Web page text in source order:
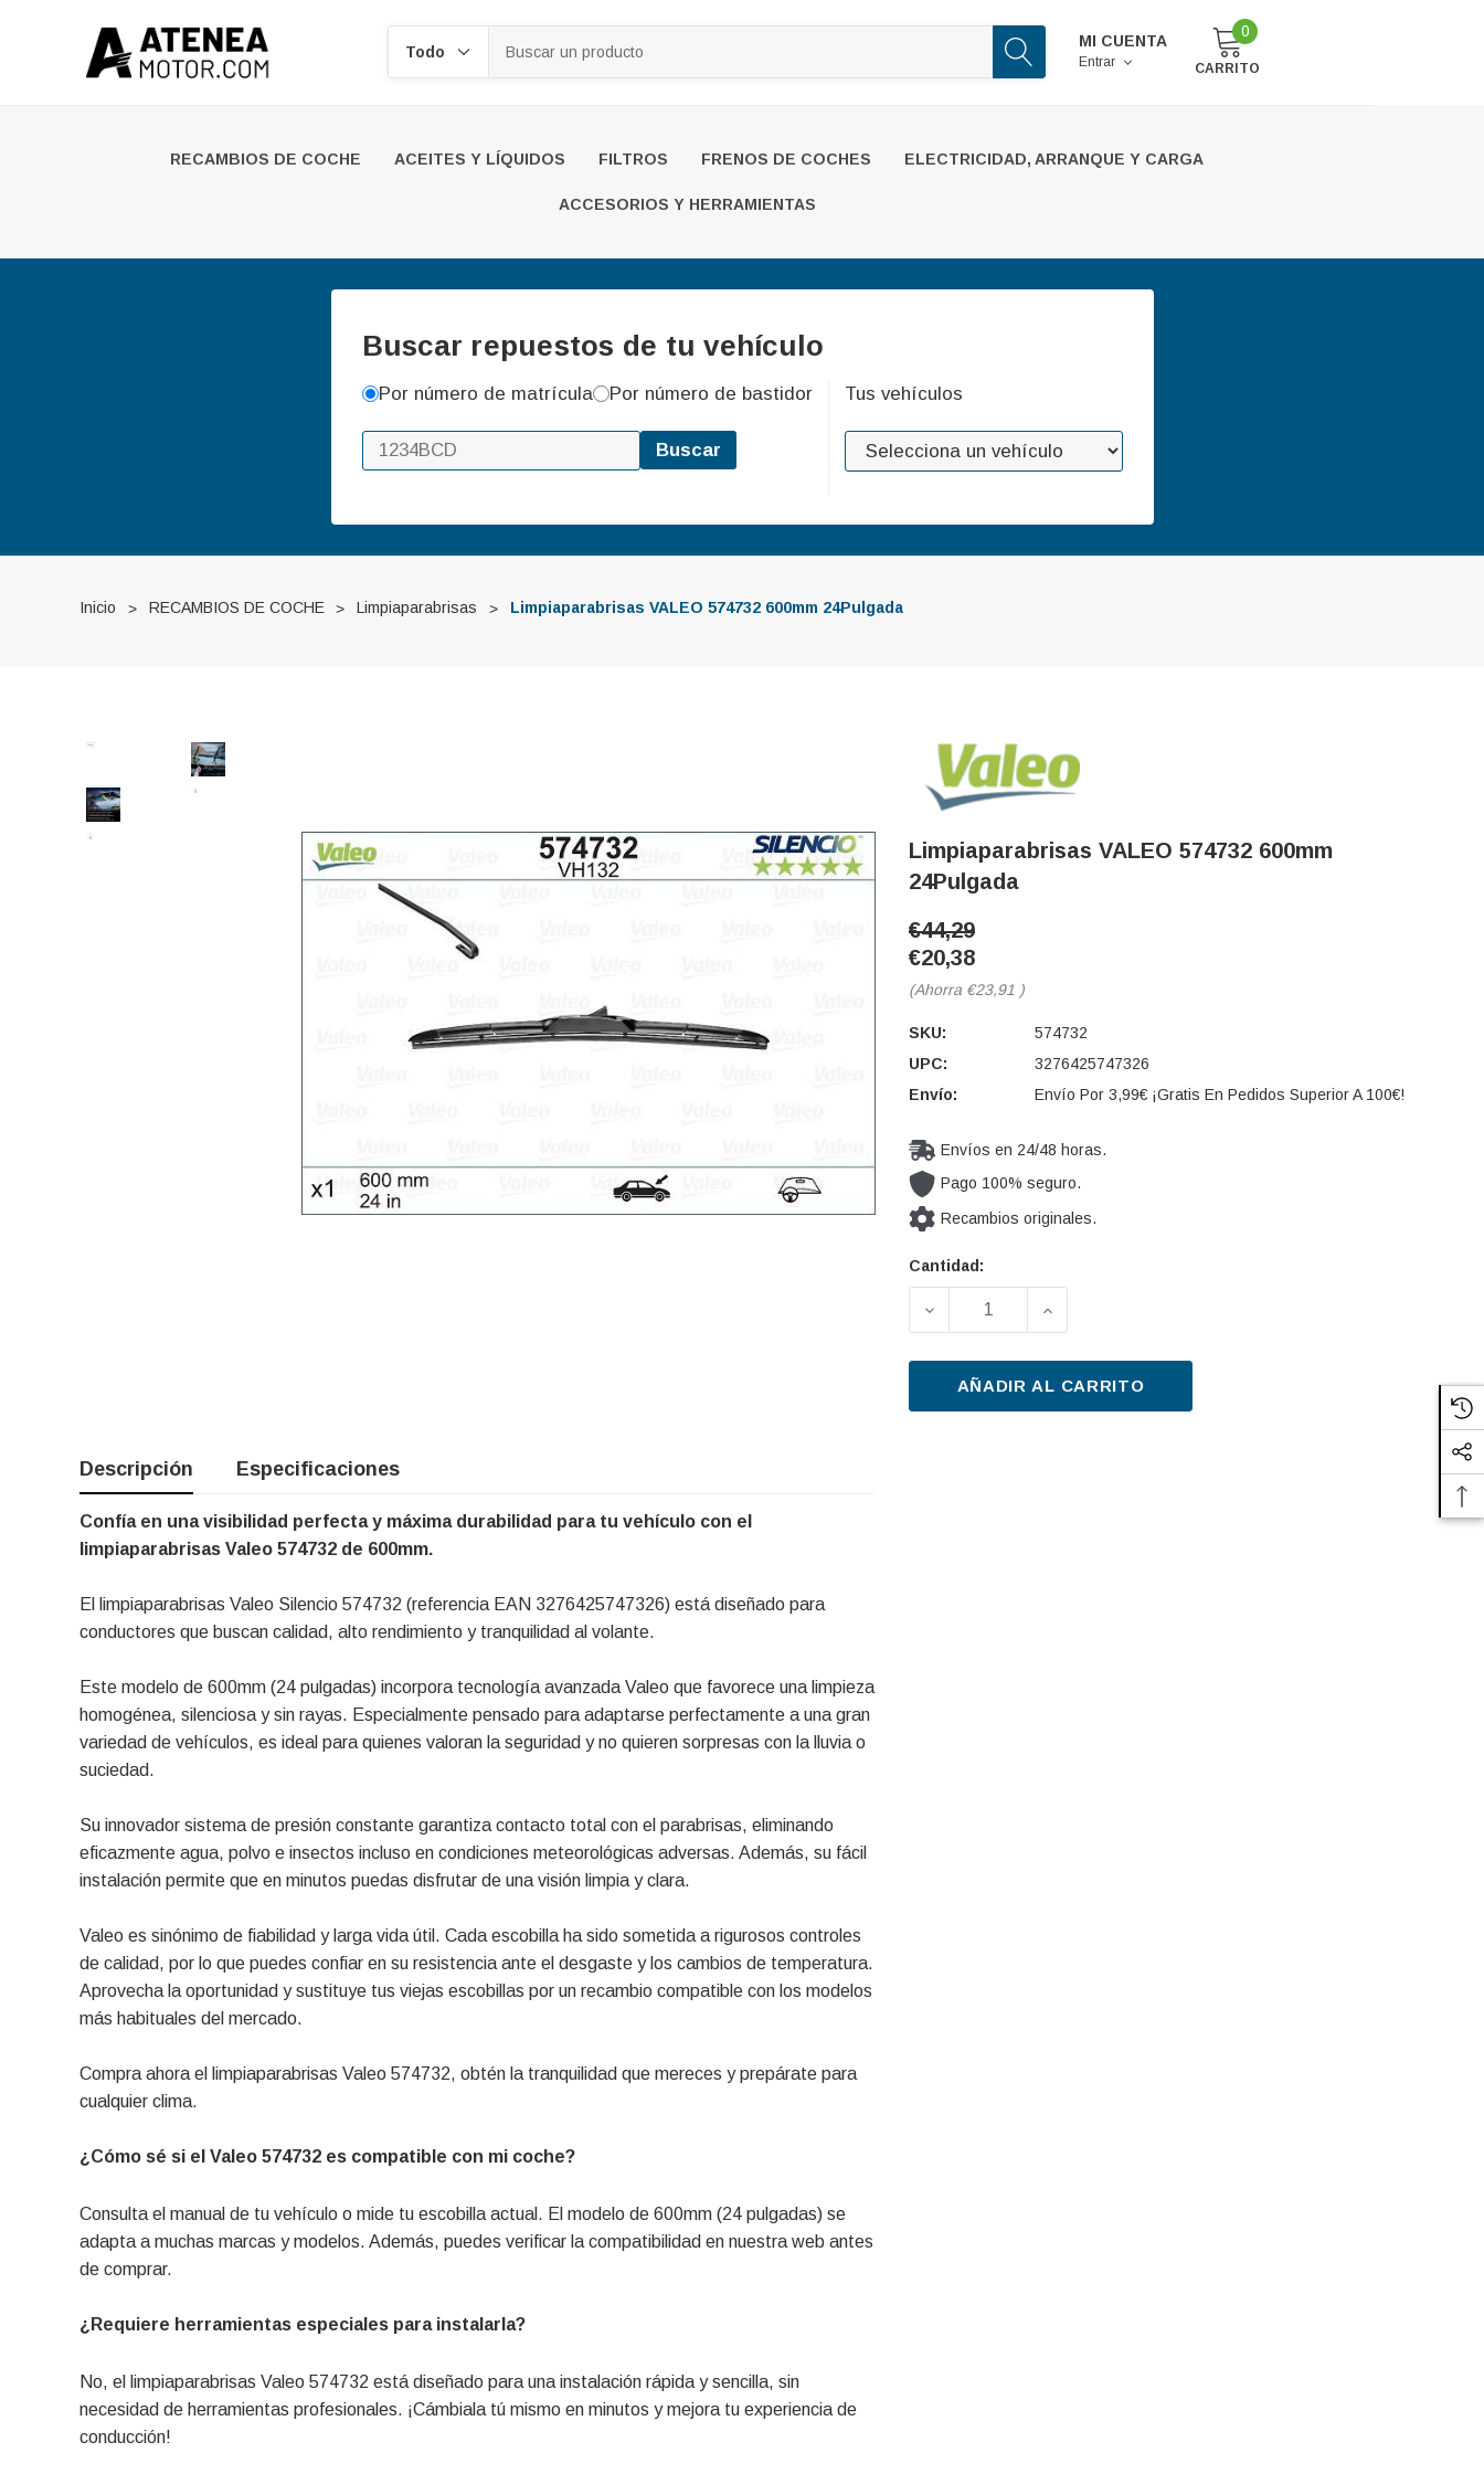
MI CUENTA
Entrar
0
CARRITO
RECAMBIOS DE COCHE ACEITES Y LÍQUIDOS FILTROS FRENOS DE COCHES ELECTRICIDAD, ARRANQUE Y CARGA
ACCESORIOS Y HERRAMIENTAS
Buscar repuestos de tu vehículo
Por número de matrícula Por número de bastidor
Buscar
Tus vehículos
Inicio RECAMBIOS DE COCHE Limpiaparabrisas Limpiaparabrisas VALEO 574732 600mm 24Pulgada
Limpiaparabrisas VALEO 574732 600mm
24Pulgada
€44,29
€20,38
(Ahorra €23,91 )
SKU:
574732
UPC:
3276425747326
Envío:
Envío Por 3,99€ ¡Gratis En Pedidos Superior A 100€!
Envíos en 24/48 horas.
Pago 100% seguro.
Recambios originales.
Cantidad
Cantidad:
DISMINUIR LA CANTIDAD DE LIMPIAPARABRISAS VALEO
AUMENTAR LA CANTIDAD DE
AÑADIR AL CARRITO
Descripción Especificaciones
Confía en una visibilidad perfecta y máxima durabilidad para tu vehículo con el
limpiaparabrisas Valeo 574732 de 600mm.
El limpiaparabrisas Valeo Silencio 574732 (referencia EAN 3276425747326) está diseñado para
conductores que buscan calidad, alto rendimiento y tranquilidad al volante.
Este modelo de 600mm (24 pulgadas) incorpora tecnología avanzada Valeo que favorece una limpieza
homogénea, silenciosa y sin rayas. Especialmente pensado para adaptarse perfectamente a una gran
variedad de vehículos, es ideal para quienes valoran la seguridad y no quieren sorpresas con la lluvia o
suciedad.
Su innovador sistema de presión constante garantiza contacto total con el parabrisas, eliminando
eficazmente agua, polvo e insectos incluso en condiciones meteorológicas adversas. Además, su fácil
instalación permite que en minutos puedas disfrutar de una visión limpia y clara.
Valeo es sinónimo de fiabilidad y larga vida útil. Cada escobilla ha sido sometida a rigurosos controles
de calidad, por lo que puedes confiar en su resistencia ante el desgaste y los cambios de temperatura.
Aprovecha la oportunidad y sustituye tus viejas escobillas por un recambio compatible con los modelos
más habituales del mercado.
Compra ahora el limpiaparabrisas Valeo 574732, obtén la tranquilidad que mereces y prepárate para
cualquier clima.
¿Cómo sé si el Valeo 574732 es compatible con mi coche?
Consulta el manual de tu vehículo o mide tu escobilla actual. El modelo de 600mm (24 pulgadas) se
adapta a muchas marcas y modelos. Además, puedes verificar la compatibilidad en nuestra web antes
de comprar.
¿Requiere herramientas especiales para instalarla?
No, el limpiaparabrisas Valeo 574732 está diseñado para una instalación rápida y sencilla, sin
necesidad de herramientas profesionales. ¡Cámbiala tú mismo en minutos y mejora tu experiencia de
conducción!